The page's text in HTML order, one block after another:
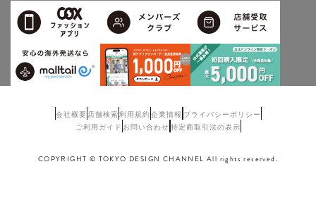
会社概要 店舗検索利用規約企業情報 プライバシーポリシー
ご利用ガイド お問い合わせ 特定商取引法の表示
COPYRIGHT © TOKYO DESIGN CHANNEL All rights reserved.